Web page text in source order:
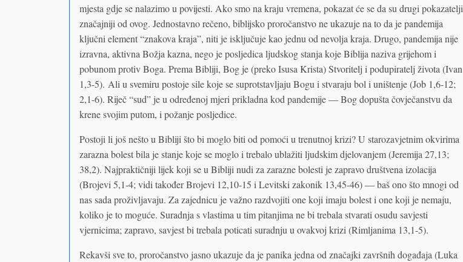
mjesta gdje se nalazimo u povijesti. Ako smo na kraju vremena, pokazat će se da su drugi pokazatelji
značajniji od ovog. Jednostavno rečeno, biblijsko proročanstvo ne ukazuje na to da je pandemija
ključni element “znakova kraja”, niti je isključuje kao jednu od nevolja kraja. Drugo, pandemija nije
izravna, aktivna Božja kazna, nego je posljedica ljudskog stanja koje Biblija naziva grijehom i
pobunom protiv Boga. Prema Bibliji, Bog je (preko Isusa Krista) Stvoritelj i podupiratelj života (Ivan
1,3-5). Ali u svemiru postoje sile koje se suprotstavljaju Bogu i stvaraju bol i uništenje (Job 1,6-12;
2,1-6). Riječ “sud” je u određenoj mjeri prikladna kod pandemije — Bog dopušta čovječanstvu da
krene svojim putom, i požanje posljedice.
Postoji li još nešto u Bibliji što bi moglo biti od pomoći u trenutnoj krizi? U starozavjetnim okvirima
zarazna bolest bila je stanje koje se moglo i trebalo ublažiti ljudskim djelovanjem (Jeremija 27,13;
38,2). Najpraktičniji lijek koji se u Bibliji nudi za zarazne bolesti je zapravo društvena izolacija
(Brojevi 5,1-4; vidi također Brojevi 12,10-15 i Levitski zakonik 13,45-46) — baš ono što mnogi od
nas sada proživljavaju. Za zajednicu je važno razdvojiti one koji imaju bolest i one koji je nemaju,
koliko je to moguće. Suradnja s vlastima u tim pitanjima ne bi trebala stvarati osudu savjesti
vjernicima; zapravo, savjest bi trebala poticati suradnju u ovakvoj krizi (Rimljanima 13,1-5).
Rekavši sve to, proročanstvo jasno ukazuje da je panika jedna od značajki završnih događaja (Luka